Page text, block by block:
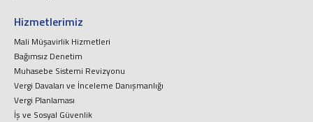
Hizmetlerimiz
Mali Müşavirlik Hizmetleri
Bağımsız Denetim
Muhasebe Sistemi Revizyonu
Vergi Davaları ve İnceleme Danışmanlığı
Vergi Planlaması
İş ve Sosyal Güvenlik